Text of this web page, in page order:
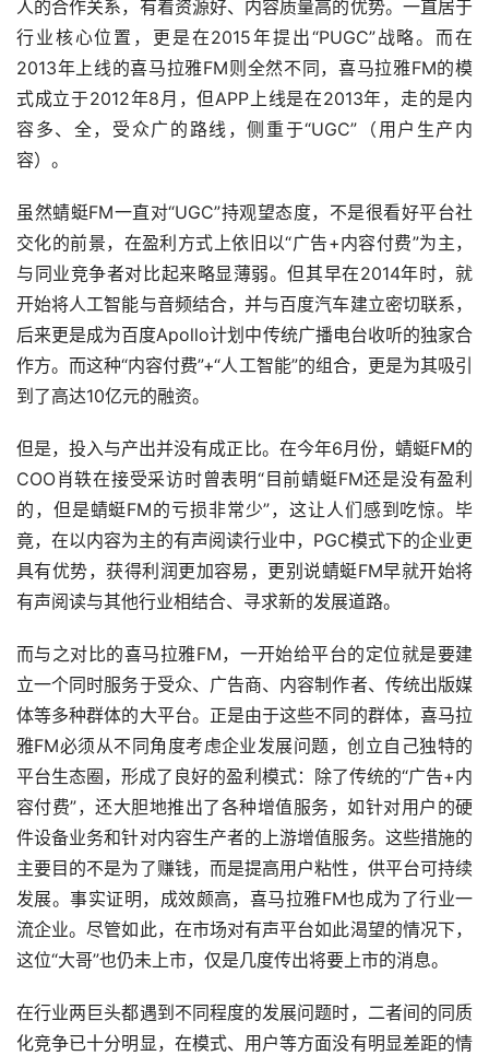
人的合作关系，有着资源好、内容质量高的优势。一直居于
行业核心位置，更是在2015年提出“PUGC”战略。而在
2013年上线的喜马拉雅FM则全然不同，喜马拉雅FM的模
式成立于2012年8月，但APP上线是在2013年，走的是内
容多、全，受众广的路线，侧重于“UGC”（用户生产内
容）。
虽然蜻蜓FM一直对“UGC”持观望态度，不是很看好平台社
交化的前景，在盈利方式上依旧以“广告+内容付费”为主，
与同业竞争者对比起来略显薄弱。但其早在2014年时，就
开始将人工智能与音频结合，并与百度汽车建立密切联系，
后来更是成为百度Apollo计划中传统广播电台收听的独家合
作方。而这种“内容付费”+“人工智能”的组合，更是为其吸引
到了高达10亿元的融资。
但是，投入与产出并没有成正比。在今年6月份，蜻蜓FM的
COO肖轶在接受采访时曾表明“目前蜻蜓FM还是没有盈利
的，但是蜻蜓FM的亏损非常少”，这让人们感到吃惊。毕
竟，在以内容为主的有声阅读行业中，PGC模式下的企业更
具有优势，获得利润更加容易，更别说蜻蜓FM早就开始将
有声阅读与其他行业相结合、寻求新的发展道路。
而与之对比的喜马拉雅FM，一开始给平台的定位就是要建
立一个同时服务于受众、广告商、内容制作者、传统出版媒
体等多种群体的大平台。正是由于这些不同的群体，喜马拉
雅FM必须从不同角度考虑企业发展问题，创立自己独特的
平台生态圈，形成了良好的盈利模式：除了传统的“广告+内
容付费”，还大胆地推出了各种增值服务，如针对用户的硬
件设备业务和针对内容生产者的上游增值服务。这些措施的
主要目的不是为了赚钱，而是提高用户粘性，供平台可持续
发展。事实证明，成效颇高，喜马拉雅FM也成为了行业一
流企业。尽管如此，在市场对有声平台如此渴望的情况下，
这位“大哥”也仍未上市，仅是几度传出将要上市的消息。
在行业两巨头都遇到不同程度的发展问题时，二者间的同质
化竞争已十分明显，在模式、用户等方面没有明显差距的情